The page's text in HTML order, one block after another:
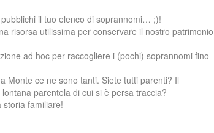
il tuo elenco di soprannomi… ;)!
risorsa utilissima per conservare il nostro patrimonio
ad hoc per raccogliere i (pochi) soprannomi fino
Monte ce ne sono tanti. Siete tutti parenti? Il
parentela di cui si è persa traccia?
familiare!